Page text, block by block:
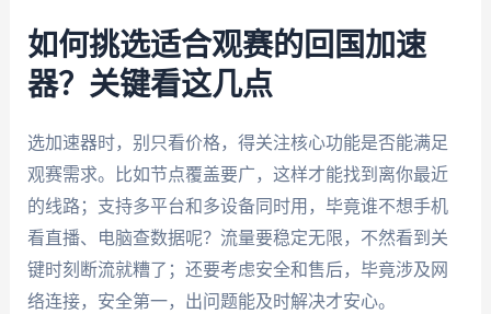
如何挑选适合观赛的回国加速
器？关键看这几点
选加速器时，别只看价格，得关注核心功能是否能满足
观赛需求。比如节点覆盖要广，这样才能找到离你最近
的线路；支持多平台和多设备同时用，毕竟谁不想手机
看直播、电脑查数据呢？流量要稳定无限，不然看到关
键时刻断流就糟了；还要考虑安全和售后，毕竟涉及网
络连接，安全第一，出问题能及时解决才安心。